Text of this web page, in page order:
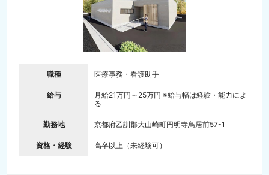
職種 医療事務・看護助手
給与
月給21万円～25万円 ※給与幅は経験・能力によ
る
勤務地 京都府乙訓郡大山崎町円明寺鳥居前57-1
資格・経験 高卒以上（未経験可）